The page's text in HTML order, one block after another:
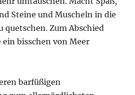
Steine und Muscheln in die
quetschen. Zum Abschied
ein bisschen von Meer
barfüßigen